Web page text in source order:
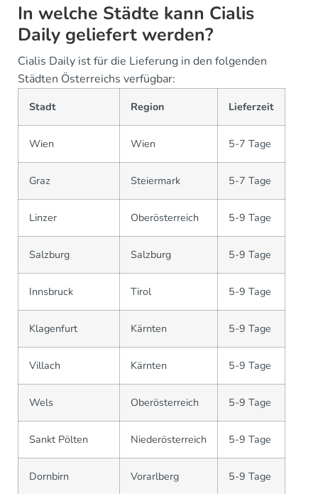
In welche Städte kann Cialis
Daily geliefert werden?
Cialis Daily ist für die Lieferung in den folgenden
Städten Österreichs verfügbar:
Stadt Region Lieferzeit
Wien Wien 5-7 Tage
Graz Steiermark 5-7 Tage
Linzer Oberösterreich 5-9 Tage
Salzburg Salzburg 5-9 Tage
Innsbruck Tirol 5-9 Tage
Klagenfurt Kärnten 5-9 Tage
Villach Kärnten 5-9 Tage
Wels Oberösterreich 5-9 Tage
Sankt Pölten Niederösterreich 5-9 Tage
Dornbirn Vorarlberg 5-9 Tage